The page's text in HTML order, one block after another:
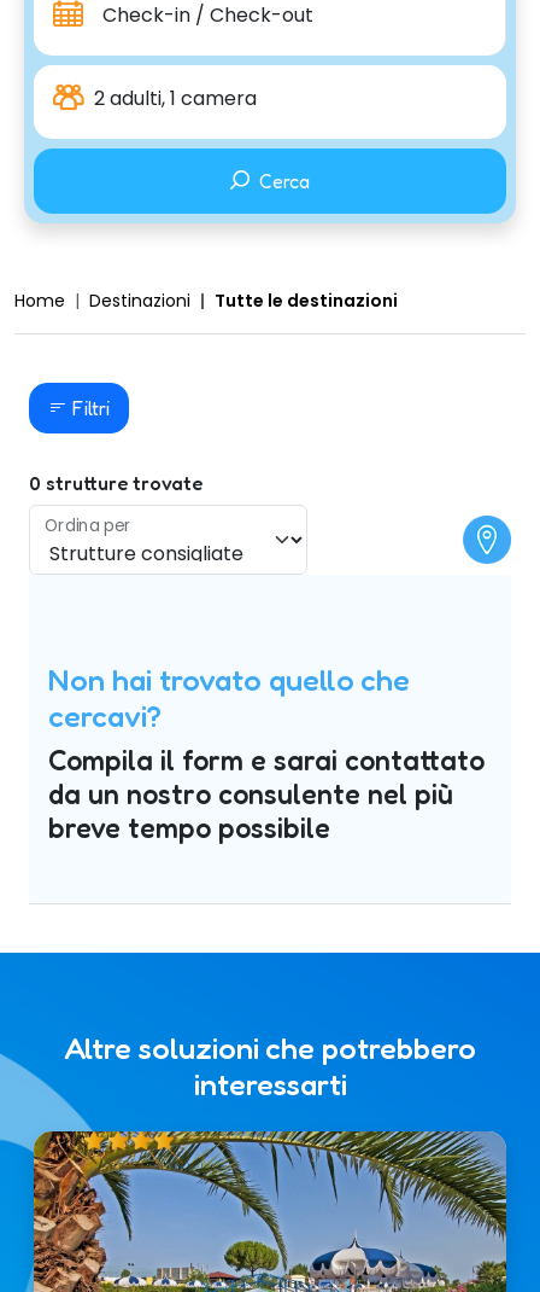
Check-in / Check-out
2 adulti, 1 camera
Cerca
Home Destinazioni Tutte le destinazioni
Filtri
0 strutture trovate
Ordina per
Non hai trovato quello che
cercavi?
Compila il form e sarai contattato
da un nostro consulente nel più
breve tempo possibile
Altre soluzioni che potrebbero
interessarti